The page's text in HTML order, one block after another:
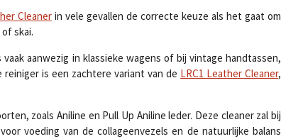
Cleanerin vele gevallen de correcte keuze als het gaat om
skai.
aanwezig in klassieke wagens of bij vintage handtassen,
reiniger is een zachtere variant van de LRC1 Leather Cleaner,
zoals Aniline en Pull Up Aniline leder. Deze cleaner zal bij
voeding van de collageenvezels en de natuurlijke balans